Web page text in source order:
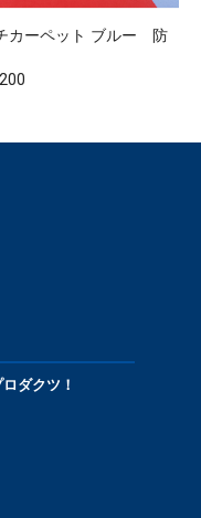
カーペット ブルー 防
ダクツ！